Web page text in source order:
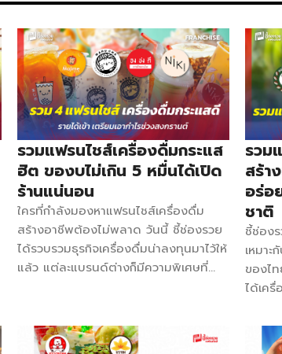
ระยะเวลาสัญญา : 3 ปี (ไม่มีค่าต่อสัญญา)
ระยะเวลาคืนทุน : 2 เดือน เงินมัดจำ :
20,000 บาท อุปกรณ์ที่ได้รับ : 43 รายการ
จำนวนสาขา : 30 สาขา จุดเด่น ขนมไข่เนื้อ
ฟู นุ่ม ไม่กระด้าง มีท็อปปิ้งเลือกหลากหลาย
ได้ถึง 8 รสชาติ ขนมไข่มีความหอม […]
3
มา
รน
คว
นิว
นม
แบ
บา
แ
รวมแฟรนไชส์เครื่องดื่มกระแส
ฮิต ของบไม่เกิน 5 หมื่นได้เปิด
ร้านแน่นอน
ใครที่กำลังมองหาแฟรนไชส์เครื่องดื่ม
สร้างอาชีพต้องไม่พลาด วันนี้ ชี้ช่องรวย
ได้รวบรวมธุรกิจเครื่องดื่มน่าลงทุนมาไว้ให้
แล้ว แต่ละแบรนด์ต่างก็มีความพิเศษที่
เลยดีกว่าจะมีแบรนด์อะไรกันบ้าง จง ชง ดี
ค่าแฟรนไชส์ 27,900 บาท จำนวนสาขา
รวม
สร้า
อร่อ
ชาติ
ชี้ช่อง
เหมา
ของไ
ได้เค
แล้วยิ่
จะมี